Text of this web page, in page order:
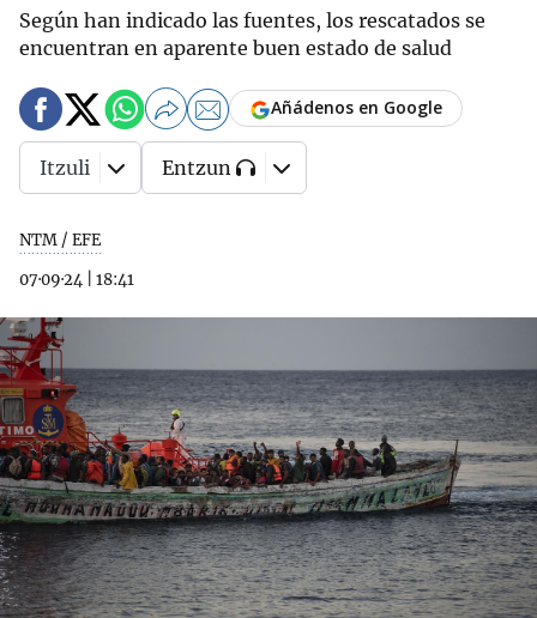
Según han indicado las fuentes, los rescatados se
encuentran en aparente buen estado de salud
NTM / EFE
07·09·24
18:41
Añádenos en Google
Itzuli Entzun